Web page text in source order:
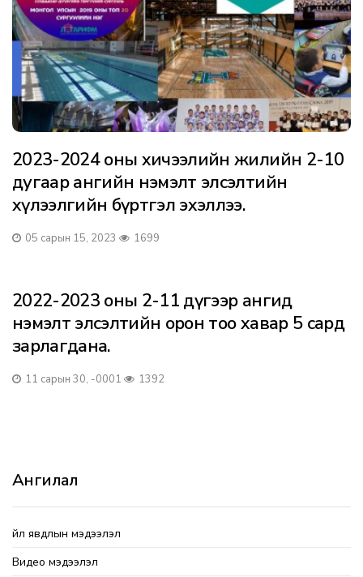
2023-2024 оны хичээлийн жилийн 2-10
дугаар ангийн нэмэлт элсэлтийн
хүлээлгийн бүртгэл эхэллээ.
05 сарын 15, 2023 1699
2022-2023 оны 2-11 дүгээр ангид
нэмэлт элсэлтийн орон тоо хавар 5 сард
зарлагдана.
11 сарын 30, -0001 1392
Ангилал
Үйл явдлын мэдээлэл
Видео мэдээлэл